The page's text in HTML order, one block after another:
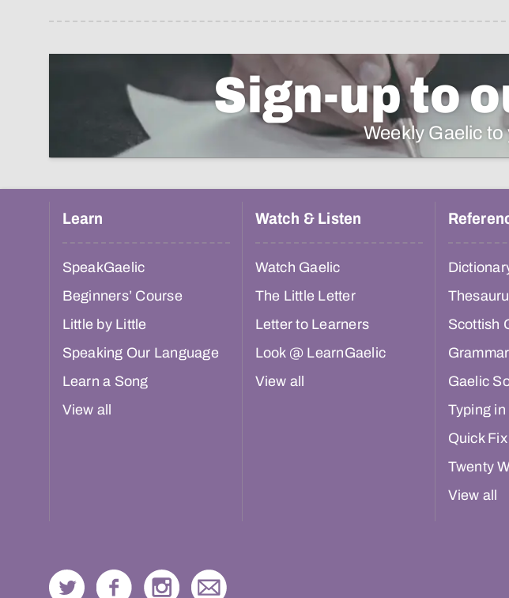
Sign-up to
Weekly Gaelic
Learn
SpeakGaelic
Beginners’ Course
Little by Little
Speaking Our Language
Learn a Song
View all
Watch & Listen
Watch Gaelic
The Little Letter
Letter to Learners
Look @ LearnGaelic
View all
Scottish
Gaelic
Typing
Quick
Twenty
View all